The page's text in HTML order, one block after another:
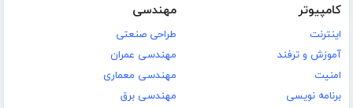
کامپیوتر
اینترنت
آموزش و ترفند
امنیت
برنامه نویسی
مهندسی
طراحی صنعتی
مهندسی عمران
مهندسی معماری
مهندسی برق